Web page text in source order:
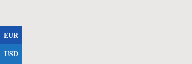
EUR
USD